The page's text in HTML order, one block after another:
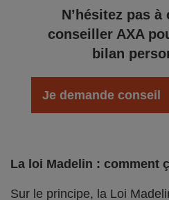
N’hésitez pas
conseiller AXA
bilan
Je demande conseil
La loi Madelin : comment
Sur le principe, la Loi